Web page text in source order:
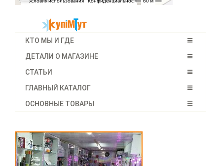
КТО МЫ И ГДЕ
ДЕТАЛИ О МАГАЗИНЕ
СТАТЬИ
ГЛАВНЫЙ КАТАЛОГ
ОСНОВНЫЕ ТОВАРЫ